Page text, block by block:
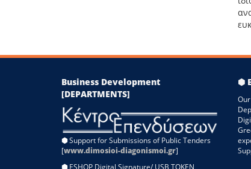
Business Development
[DEPARTMENTS]
⬢Support for Submissions of Public Tenders
[www.dimosioi-diagonismoi.gr]
⬢